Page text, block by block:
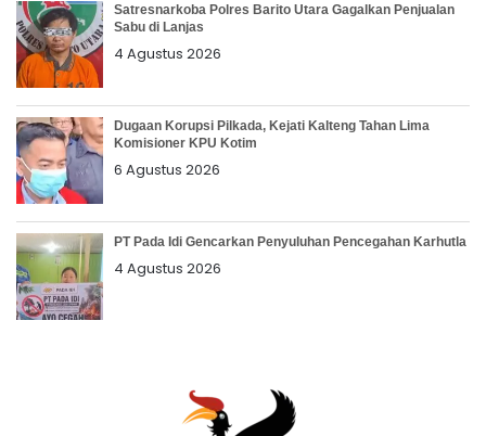
Satresnarkoba Polres Barito Utara Gagalkan Penjualan
Sabu di Lanjas
4 Agustus 2026
Dugaan Korupsi Pilkada, Kejati Kalteng Tahan Lima
Komisioner KPU Kotim
6 Agustus 2026
PT Pada Idi Gencarkan Penyuluhan Pencegahan Karhutla
4 Agustus 2026